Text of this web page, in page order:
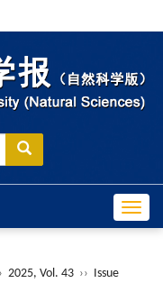
2025, Vol. 43 ››
Issue